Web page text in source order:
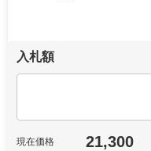
入札額
現在価格 21,300